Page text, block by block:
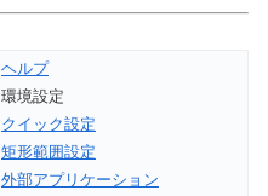
ヘルプ
環境設定
クイック設定
矩形範囲設定
外部アプリケーション